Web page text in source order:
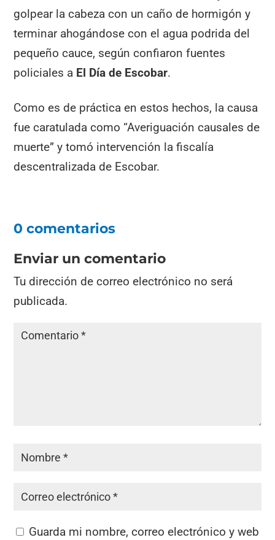
golpear la cabeza con un caño de hormigón y
terminar ahogándose con el agua podrida del
pequeño cauce, según confiaron fuentes
policiales a El Día de Escobar.
Como es de práctica en estos hechos, la causa
fue caratulada como “Averiguación causales de
muerte” y tomó intervención la fiscalía
descentralizada de Escobar.
0 comentarios
Enviar un comentario
Tu dirección de correo electrónico no será
publicada.
Guarda mi nombre, correo electrónico y web